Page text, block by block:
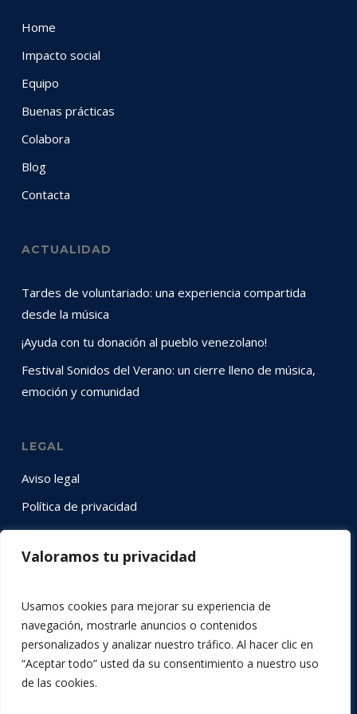
Valoramos tu privacidad
Usamos cookies para mejorar su experiencia de
navegación, mostrarle anuncios o contenidos
personalizados y analizar nuestro tráfico. Al hacer clic en
“Aceptar todo” usted da su consentimiento a nuestro uso
de las cookies.
Home
Impacto social
Equipo
Buenas prácticas
Colabora
Blog
Contacta
ACTUALIDAD
Tardes de voluntariado: una experiencia compartida
desde la música
¡Ayuda con tu donación al pueblo venezolano!
Festival Sonidos del Verano: un cierre lleno de música,
emoción y comunidad
LEGAL
Aviso legal
Política de privacidad
Política de cookies
Instagram
YouTube
LinkedIn
Facebook
Twitter